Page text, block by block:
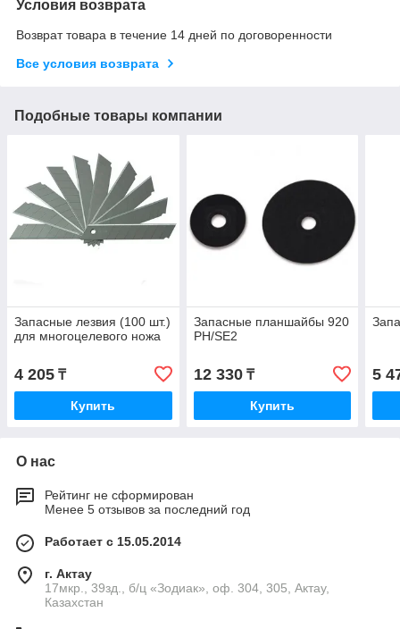
Условия возврата
Возврат товара в течение 14 дней по договоренности
Все условия возврата
Подобные товары компании
Запасные лезвия (100 шт.)
для многоцелевого ножа
4 205 ₸
Купить
Запасные планшайбы 920
PH/SE2
12 330₸
Купить
5
О нас
Рейтинг не сформирован
Менее 5 отзывов за последний год
Работает с 15.05.2014
г. Актау
17мкр., 39зд., б/ц «Зодиак», оф. 304, 305, Актау,
Казахстан